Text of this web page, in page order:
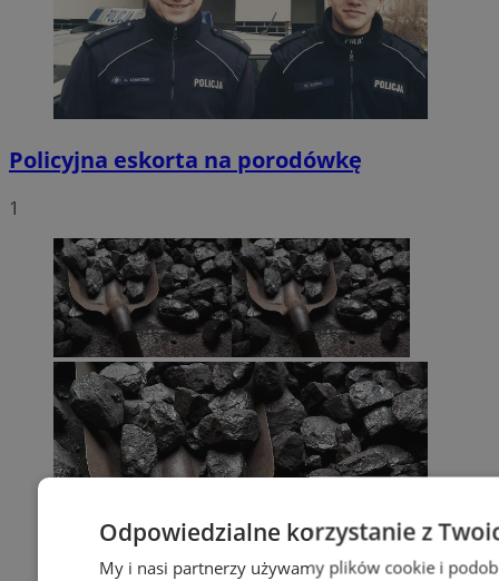
Policyjna eskorta na porodówkę
1
Odpowiedzialne korzystanie z
My i nasi partnerzy używamy plików cookie i